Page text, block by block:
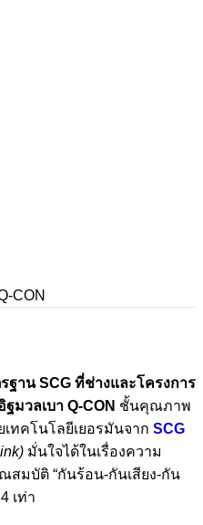
CON
ฐาน SCG ที่ช่างและโครงการ
ฐมวลเบา Q-CON ชั้นคุณภาพ
เทคโนโลยีเยอรมันจาก SCG
มั่นใจได้ในเรื่องความ
สมบัติ “กันร้อน-กันเสียง-กัน
เท่า